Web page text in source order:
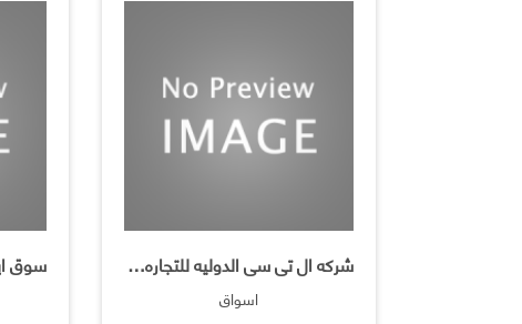
شركه ال تى سى الدوليه للتجاره العامه
اسواق